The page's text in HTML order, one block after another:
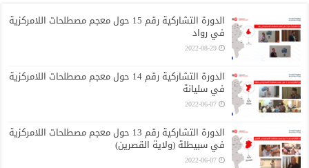
الدورة التشاركية رقم 15 حول معجم مصطلحات اللامركزية
في رواد
2022-08-29
الدورة التشاركية رقم 14 حول معجم مصطلحات اللامركزية
في سليانة
2022-06-07
الدورة التشاركية رقم 13 حول معجم مصطلحات اللامركزية
في سبيطلة (ولاية القصرين)
2022-06-07